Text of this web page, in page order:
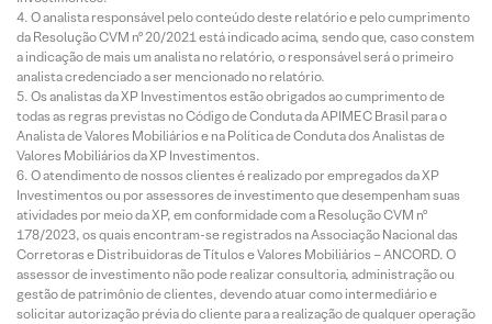
O analista responsável pelo conteúdo deste relatório e pelo cumprimento
da Resolução CVM nº 20/2021 está indicado acima, sendo que, caso constem
a indicação de mais um analista no relatório, o responsável será o primeiro
analista credenciado a ser mencionado no relatório.
Os analistas da XP Investimentos estão obrigados ao cumprimento de
todas as regras previstas no Código de Conduta da APIMEC Brasil para o
Analista de Valores Mobiliários e na Política de Conduta dos Analistas de
Valores Mobiliários da XP Investimentos.
O atendimento de nossos clientes é realizado por empregados da XP
Investimentos ou por assessores de investimento que desempenham suas
atividades por meio da XP, em conformidade com a Resolução CVM nº
178/2023, os quais encontram-se registrados na Associação Nacional das
Corretoras e Distribuidoras de Títulos e Valores Mobiliários – ANCORD. O
assessor de investimento não pode realizar consultoria, administração ou
gestão de patrimônio de clientes, devendo atuar como intermediário e
solicitar autorização prévia do cliente para a realização de qualquer operação